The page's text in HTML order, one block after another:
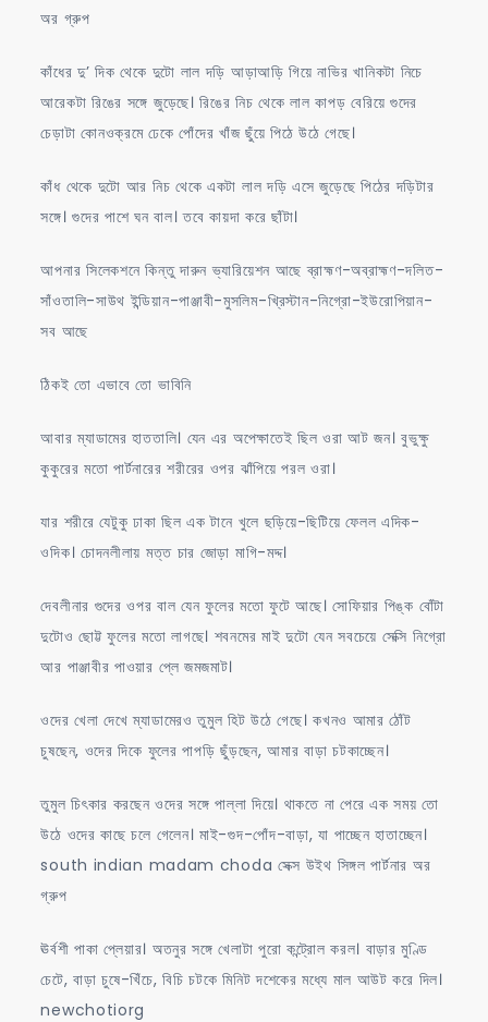
অর গ্রুপ
কাঁধের দু’ দিক থেকে দুটো লাল দড়ি আড়াআড়ি গিয়ে নাভির খানিকটা নিচে
আরেকটা রিঙের সঙ্গে জুড়েছে। রিঙের নিচ থেকে লাল কাপড় বেরিয়ে গুদের
চেড়াটা কোনওক্রমে ঢেকে পোঁদের খাঁজ ছুঁয়ে পিঠে উঠে গেছে।
কাঁধ থেকে দুটো আর নিচ থেকে একটা লাল দড়ি এসে জুড়েছে পিঠের দড়িটার
সঙ্গে। গুদের পাশে ঘন বাল। তবে কায়দা করে ছাঁটা।
আপনার সিলেকশনে কিন্তু দারুন ভ্যারিয়েশন আছে ব্রাহ্মণ-অব্রাহ্মণ-দলিত-
সাঁওতালি-সাউথ ইন্ডিয়ান-পাঞ্জাবী-মুসলিম-খ্রিস্টান-নিগ্রো-ইউরোপিয়ান-
সব আছে
ঠিকই তো এভাবে তো ভাবিনি
আবার ম্যাডামের হাততালি। যেন এর অপেক্ষাতেই ছিল ওরা আট জন। বুভুক্ষু
কুকুরের মতো পার্টনারের শরীরের ওপর ঝাঁপিয়ে পরল ওরা।
যার শরীরে যেটুকু ঢাকা ছিল এক টানে খুলে ছড়িয়ে-ছিটিয়ে ফেলল এদিক-
ওদিক। চোদনলীলায় মত্ত চার জোড়া মাগি-মদ্দ।
দেবলীনার গুদের ওপর বাল যেন ফুলের মতো ফুটে আছে। সোফিয়ার পিঙ্ক বোঁটা
দুটোও ছোট্ট ফুলের মতো লাগছে। শবনমের মাই দুটো যেন সবচেয়ে সেক্সি নিগ্রো
আর পাঞ্জাবীর পাওয়ার প্লে জমজমাট।
ওদের খেলা দেখে ম্যাডামেরও তুমুল হিট উঠে গেছে। কখনও আমার ঠোঁট
চুষছেন, ওদের দিকে ফুলের পাপড়ি ছুঁড়ছেন, আমার বাড়া চটকাচ্ছেন।
তুমুল চিৎকার করছেন ওদের সঙ্গে পাল্লা দিয়ে। থাকতে না পেরে এক সময় তো
উঠে ওদের কাছে চলে গেলেন। মাই-গুদ-পোঁদ-বাড়া, যা পাচ্ছেন হাতাচ্ছেন।
south indian madam choda সেক্স উইথ সিঙ্গল পার্টনার অর
গ্রুপ
ঊর্বশী পাকা প্লেয়ার। অতনুর সঙ্গে খেলাটা পুরো কন্ট্রোল করল। বাড়ার মুণ্ডি
চেটে, বাড়া চুষে-খিঁচে, বিচি চটকে মিনিট দশেকের মধ্যে মাল আউট করে দিল।
newchotiorg